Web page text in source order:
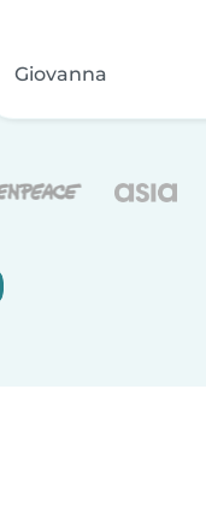
Giovanna